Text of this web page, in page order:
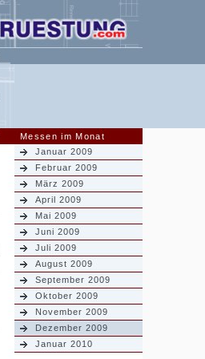
Messen im Monat
Januar 2009
Februar 2009
März 2009
April 2009
Mai 2009
Juni 2009
Juli 2009
August 2009
September 2009
Oktober 2009
November 2009
Dezember 2009
Januar 2010